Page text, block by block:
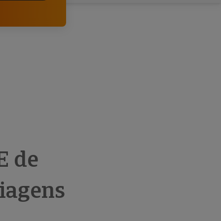
seus clientes.
de